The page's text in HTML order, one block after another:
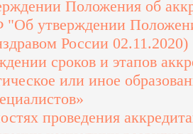
Положения об
утверждении
России 02.11.2020)
сроков и этапов
или иное
проведения